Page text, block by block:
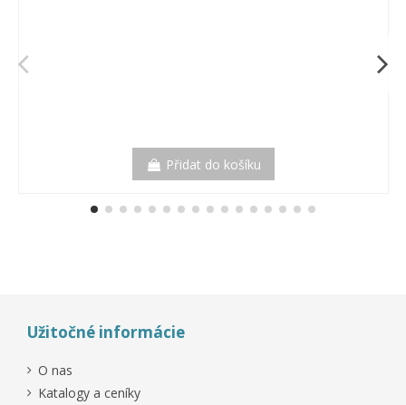
Přidat do košíku
Užitočné informácie
O nas
Katalogy a ceníky